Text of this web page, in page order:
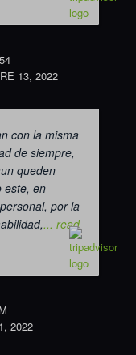
13, 2022
con la misma
de siempre,
queden
este, en
por la
... read
2022